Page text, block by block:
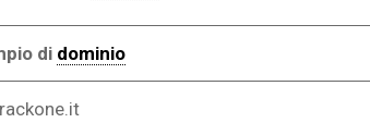
di dominio